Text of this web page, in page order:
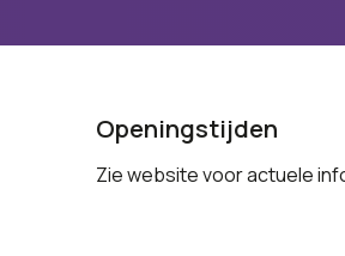
Openingstijden
Zie website voor actuele